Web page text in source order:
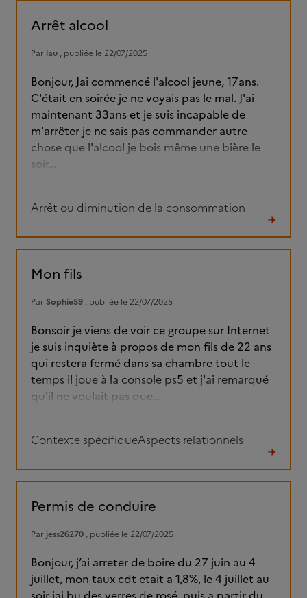
Arrêt alcool
Par lau , publiée le 22/07/2025
Bonjour, Jai commencé l'alcool jeune, 17ans.
C'était en soirée je ne voyais pas le mal. J'ai
maintenant 33ans et je suis incapable de
m'arrêter je ne sais pas commander autre
chose que l'alcool je bois même une bière le
soir...
Arrêt ou diminution de la consommation
le
Mon fils
Par Sophie59 , publiée le 22/07/2025
Bonsoir je viens de voir ce groupe sur Internet
je suis inquiète à propos de mon fils de 22 ans
qui restera fermé dans sa chambre tout le
temps il joue à la console ps5 et j'ai remarqué
qu'il ne voulait pas que...
Contexte spécifiqueAspects relationnels
le
Permis de conduire
Par jess26270 , publiée le 22/07/2025
Bonjour, j’ai arreter de boire du 27 juin au 4
juillet, mon taux cdt etait a 1,8%, le 4 juillet au